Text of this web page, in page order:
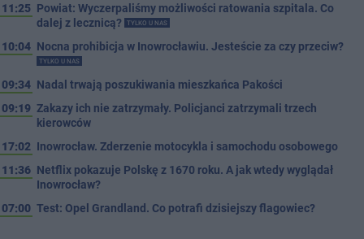
11:25 Powiat: Wyczerpaliśmy możliwości ratowania szpitala. Co
dalej z lecznicą?
TYLKO U NAS
10:04 Nocna prohibicja w Inowrocławiu. Jesteście za czy przeciw?
TYLKO U NAS
09:34 Nadal trwają poszukiwania mieszkańca Pakości
09:19 Zakazy ich nie zatrzymały. Policjanci zatrzymali trzech
kierowców
17:02 Inowrocław. Zderzenie motocykla i samochodu osobowego
11:36 Netflix pokazuje Polskę z 1670 roku. A jak wtedy wyglądał
Inowrocław?
07:00 Test: Opel Grandland. Co potrafi dzisiejszy flagowiec?